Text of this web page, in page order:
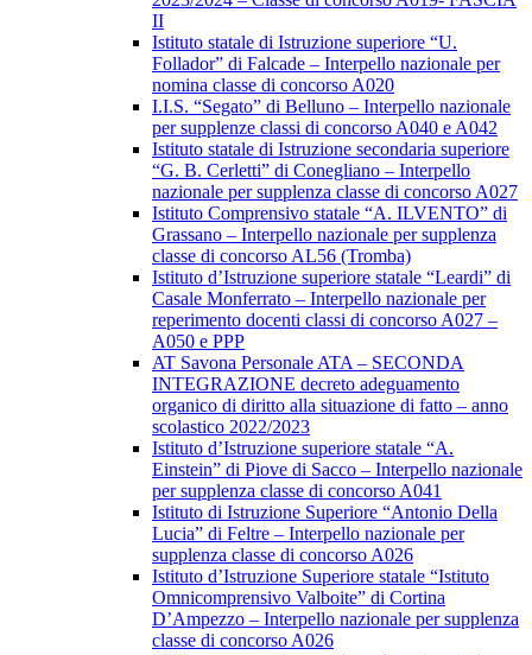
II
Istituto statale di Istruzione superiore “U.
Follador” di Falcade – Interpello nazionale per
nomina classe di concorso A020
I.I.S. “Segato” di Belluno – Interpello nazionale
per supplenze classi di concorso A040 e A042
Istituto statale di Istruzione secondaria superiore
“G. B. Cerletti” di Conegliano – Interpello
nazionale per supplenza classe di concorso A027
Istituto Comprensivo statale “A. ILVENTO” di
Grassano – Interpello nazionale per supplenza
classe di concorso AL56 (Tromba)
Istituto d’Istruzione superiore statale “Leardi” di
Casale Monferrato – Interpello nazionale per
reperimento docenti classi di concorso A027 –
A050 e PPP
AT Savona Personale ATA – SECONDA
INTEGRAZIONE decreto adeguamento
organico di diritto alla situazione di fatto – anno
scolastico 2022/2023
Istituto d’Istruzione superiore statale “A.
Einstein” di Piove di Sacco – Interpello nazionale
per supplenza classe di concorso A041
Istituto di Istruzione Superiore “Antonio Della
Lucia” di Feltre – Interpello nazionale per
supplenza classe di concorso A026
Istituto d’Istruzione Superiore statale “Istituto
Omnicomprensivo Valboite” di Cortina
D’Ampezzo – Interpello nazionale per supplenza
classe di concorso A026